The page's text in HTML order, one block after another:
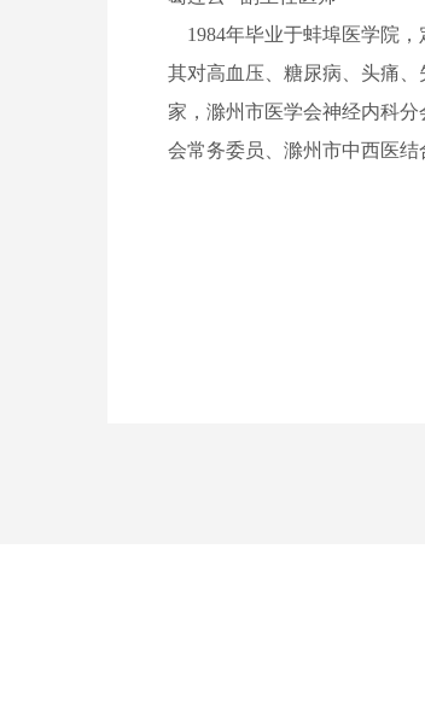
1984年毕业于蚌埠医学院，
其对高血压、糖尿病、头痛
家，滁州市医学会神经内科
会常务委员、滁州市中西医结